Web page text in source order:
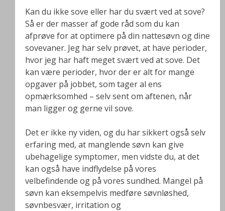
Kan du ikke sove eller har du svært ved at sove?
Så er der masser af gode råd som du kan
afprøve for at optimere på din nattesøvn og dine
sovevaner. Jeg har selv prøvet, at have perioder,
hvor jeg har haft meget svært ved at sove. Det
kan være perioder, hvor der er alt for mange
opgaver på jobbet, som tager al ens
opmærksomhed – selv sent om aftenen, når
man ligger og gerne vil sove.
Det er ikke ny viden, og du har sikkert også selv
erfaring med, at manglende søvn kan give
ubehagelige symptomer, men vidste du, at det
kan også have indflydelse på vores
velbefindende og på vores sundhed. Mangel på
søvn kan eksempelvis medføre søvnløshed,
søvnbesvær, irritation og